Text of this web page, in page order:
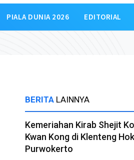
PIALA DUNIA 2026 EDITORIAL
BERITA LAINNYA
Kemeriahan Kirab Shejit
Kwan Kong di Klenteng
Purwokerto